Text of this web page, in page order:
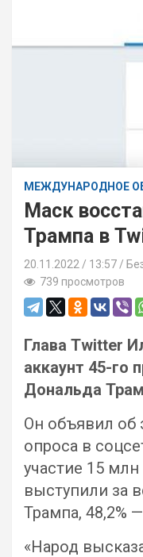
МЕЖДУНАРОДНОЕ
Маск
Трампа в
20.11.2022 13:57 /
739 просмотров
Глава Twitter
аккаунт 45-го
Дональда
Он объявил об
опроса в
участие 15 млн
выступили за
Трампа, 48,2%
«Народ